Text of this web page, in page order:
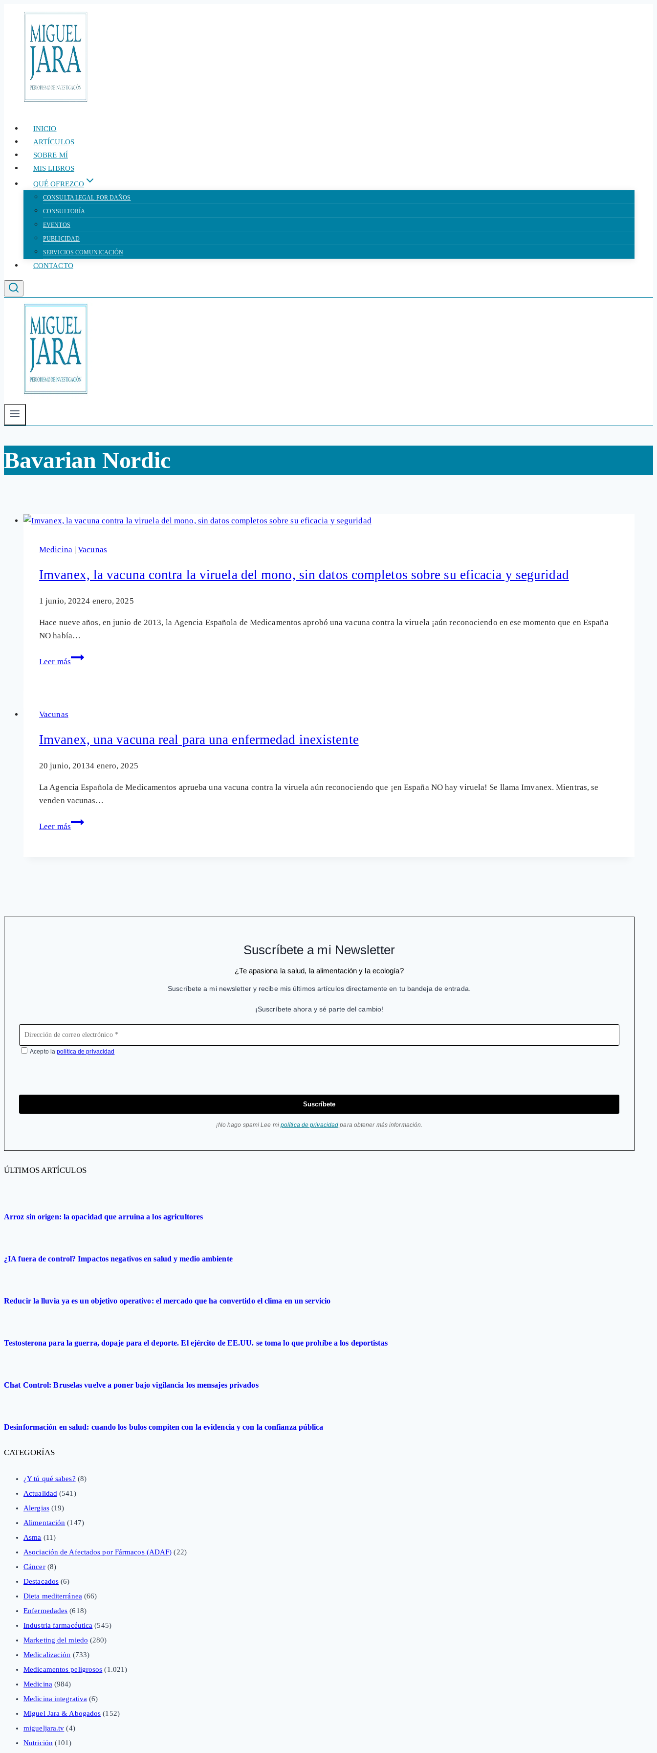
contenido
INICIO
ARTÍCULOS
SOBRE MÍ
MIS LIBROS
QUÉ OFREZCO
CONSULTA LEGAL POR DAÑOS
CONSULTORÍA
EVENTOS
PUBLICIDAD
SERVICIOS COMUNICACIÓN
CONTACTO
Bavarian Nordic
Medicina|Vacunas
Imvanex, la vacuna contra la viruela del mono, sin datos completos sobre su eficacia y seguridad
1 junio, 20224 enero, 2025
Hace nueve años, en junio de 2013, la Agencia Española de Medicamentos aprobó una vacuna contra la viruela ¡aún reconociendo en ese momento que en España
NO había…
Leer más
Imvanex,
del
mono,
sin
completos
sobre
eficacia
Vacunas
Imvanex, una vacuna real para una enfermedad inexistente
20 junio, 20134 enero, 2025
La Agencia Española de Medicamentos aprueba una vacuna contra la viruela aún reconociendo que ¡en España NO hay viruela! Se llama Imvanex. Mientras, se
venden vacunas…
Leer más
Imvanex,
Suscríbete a mi Newsletter
¿Te apasiona la salud, la alimentación y la ecología?
Suscríbete a mi newsletter y recibe mis últimos artículos directamente en tu bandeja de entrada.
¡Suscríbete ahora y sé parte del cambio!
Acepto lapolítica de privacidad
Suscríbete
¡No hago spam! Lee mi política de privacidad para obtener más información.
ÚLTIMOS ARTÍCULOS
Arroz sin origen: la opacidad que arruina a los agricultores
¿IA fuera de control? Impactos negativos en salud y medio ambiente
Reducir la lluvia ya es un objetivo operativo: el mercado que ha convertido el clima en un servicio
Testosterona para la guerra, dopaje para el deporte. El ejército de EE.UU. se toma lo que prohíbe a los deportistas
Chat Control: Bruselas vuelve a poner bajo vigilancia los mensajes privados
Desinformación en salud: cuando los bulos compiten con la evidencia y con la confianza pública
CATEGORÍAS
¿Y tú qué sabes? (8)
Actualidad (541)
Alergias(19)
Alimentación (147)
Asma (11)
Asociación de Afectados por Fármacos (ADAF) (22)
Cáncer(8)
Destacados (6)
Dieta mediterránea(66)
Enfermedades (618)
Industria farmacéutica (545)
Marketing del miedo (280)
Medicalización (733)
Medicamentos peligrosos (1.021)
Medicina(984)
Medicina integrativa (6)
Miguel Jara & Abogados (152)
migueljara.tv (4)
Nutrición(101)